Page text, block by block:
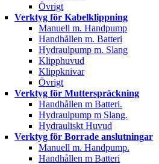
Övrigt
Verktyg för Kabelklippning
Manuell m. Handpump
Handhållen m. Batteri
Hydraulpump m. Slang
Klipphuvud
Klippknivar
Övrigt
Verktyg för Mutterspräckning
Handhållen m Batteri.
Hydraulpump m Slang.
Hydrauliskt Huvud
Verktyg för Borrade anslutningar
Manuell m. Handpump.
Handhållen m Batteri